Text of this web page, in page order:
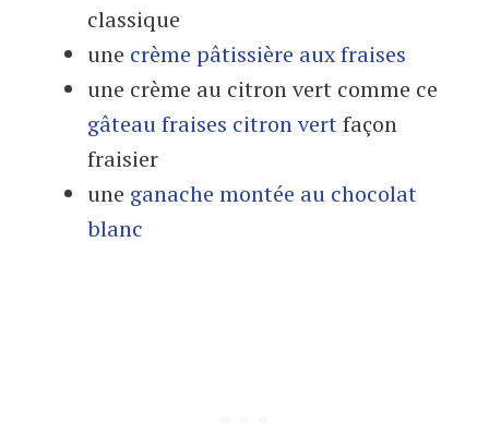
classique
une crème pâtissière aux fraises
une crème au citron vert comme ce
gâteau fraises citron vertfaçon
fraisier
une ganache montée au chocolat
blanc